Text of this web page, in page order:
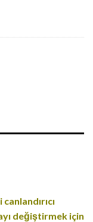
değiştirmek için